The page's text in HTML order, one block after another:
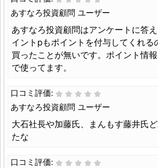
あすなろ投資顧問 ユーザー
あすなろ投資顧問はアンケートに答
イントpもポイントを付与してくれる
買ったことが無いです。ポイント情
で使ってます。
口コミ評価:
あすなろ投資顧問 ユーザー
大石社長や加藤氏、まんもす藤井氏
たな
口コミ評価: